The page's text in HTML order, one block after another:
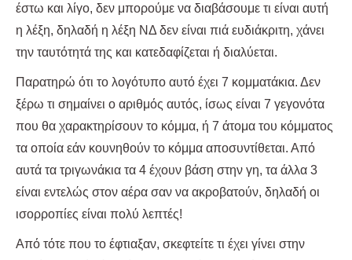
έστω και λίγο, δεν μπορούμε να διαβάσουμε τι είναι αυτή
η λέξη, δηλαδή η λέξη ΝΔ δεν είναι πιά ευδιάκριτη, χάνει
την ταυτότητά της και κατεδαφίζεται ή διαλύεται.
Παρατηρώ ότι το λογότυπο αυτό έχει 7 κομματάκια. Δεν
ξέρω τι σημαίνει ο αριθμός αυτός, ίσως είναι 7 γεγονότα
που θα χαρακτηρίσουν το κόμμα, ή 7 άτομα του κόμματος
τα οποία εάν κουνηθούν το κόμμα αποσυντίθεται. Από
αυτά τα τριγωνάκια τα 4 έχουν βάση στην γη, τα άλλα 3
είναι εντελώς στον αέρα σαν να ακροβατούν, δηλαδή οι
ισορροπίες είναι πολύ λεπτές!
Από τότε που το έφτιαξαν, σκεφτείτε τι έχει γίνει στην